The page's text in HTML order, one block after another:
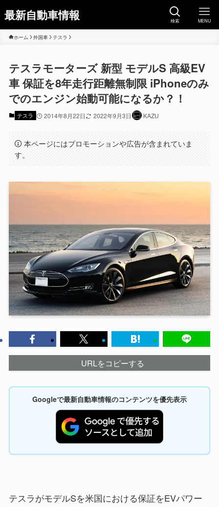
最新自動車情報 検索 MENU
ホーム 外国車 テスラ
テスラモーターズ 新型 モデルS 高級EV
車 保証を8年走行距離無制限 iPhoneのみ
でのエンジン始動可能になるか？！
テスラ 2014年8月22日 2022年9月3日 KAZU
本ページにはプロモーションや広告が含まれていま
す。
URLをコピーする
Googleで最新自動車情報のコンテンツを優先表示
テスラがモデルSを米国における保証をEVパワー